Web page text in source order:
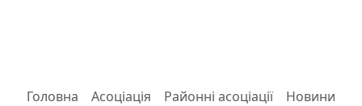
Головна Асоціація Районні асоціації
Новини